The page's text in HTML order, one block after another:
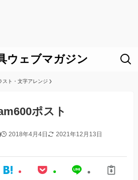
ウェブマガジン
スト・文字アレンジ
ポスト
2018年4月4日 2021年12月13日